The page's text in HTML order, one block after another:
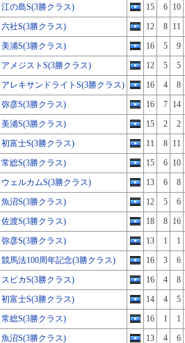
江の島S(3勝クラス) 15 6 10
六社S(3勝クラス) 12 8 11
美浦S(3勝クラス) 16 5
9
アメジストS(3勝クラス) 12 5
5
アレキサンドライトS(3勝クラス) 16 4
8
弥彦S(3勝クラス) 16 7 14
美浦S(3勝クラス) 15 2
2
初富士S(3勝クラス) 11 8 11
常総S(3勝クラス) 15 6 10
ウェルカムS(3勝クラス) 13 6
8
魚沼S(3勝クラス) 12 5
6
佐渡S(3勝クラス) 18 8 16
弥彦S(3勝クラス) 13 1
1
競馬法100周年記念(3勝クラス) 16 3
6
スピカS(3勝クラス) 16 4
8
初富士S(3勝クラス) 14 4
5
常総S(3勝クラス) 16 1
1
魚沼S(3勝クラス) 13 4
6